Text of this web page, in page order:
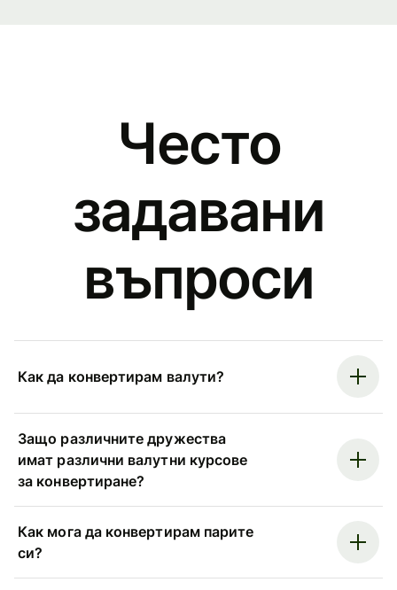
Често
задавани
въпроси
Как да конвертирам валути?
Защо различните дружества
имат различни валутни курсове
за конвертиране?
Как мога да конвертирам парите
си?